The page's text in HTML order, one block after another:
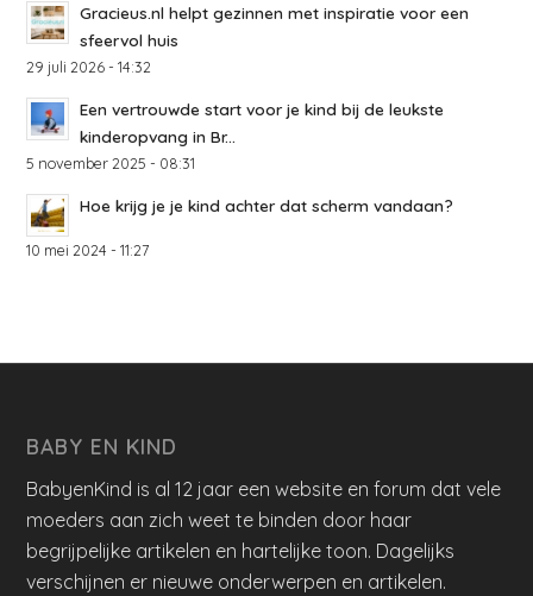
Gracieus.nl helpt gezinnen met inspiratie voor een
sfeervol huis
29 juli 2026 - 14:32
Een vertrouwde start voor je kind bij de leukste
kinderopvang in Br...
5 november 2025 - 08:31
Hoe krijg je je kind achter dat scherm vandaan?
10 mei 2024 - 11:27
BABY EN KIND
BabyenKind is al 12 jaar een website en forum dat vele
moeders aan zich weet te binden door haar
begrijpelijke artikelen en hartelijke toon. Dagelijks
verschijnen er nieuwe onderwerpen en artikelen.